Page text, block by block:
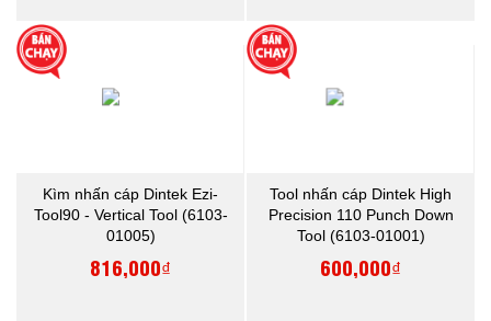
Kìm nhấn cáp Dintek Ezi-
Tool90 - Vertical Tool (6103-
01005)
816,000₫
Tool nhấn cáp Dintek High
Precision 110 Punch Down
Tool (6103-01001)
600,000₫